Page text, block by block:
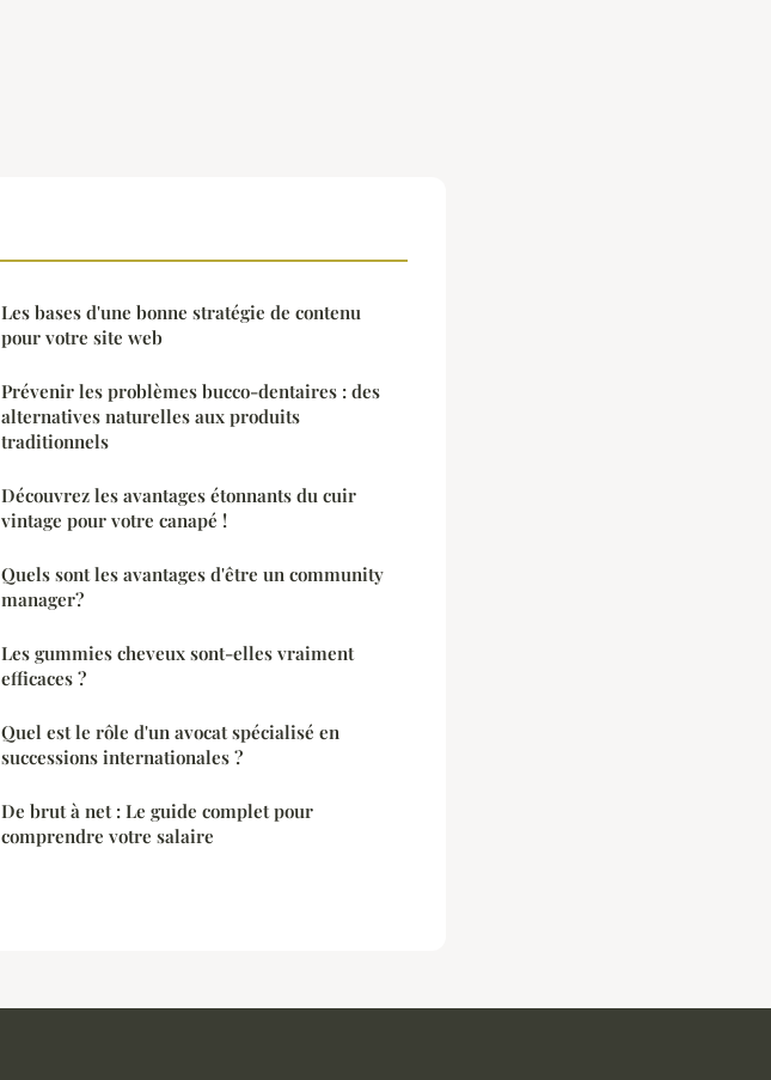
Les bases d'une bonne stratégie de contenu
pour votre site web
Prévenir les problèmes bucco-dentaires : des
alternatives naturelles aux produits
traditionnels
Découvrez les avantages étonnants du cuir
vintage pour votre canapé !
Quels sont les avantages d'être un community
manager?
Les gummies cheveux sont-elles vraiment
efficaces ?
Quel est le rôle d'un avocat spécialisé en
successions internationales ?
De brut à net : Le guide complet pour
comprendre votre salaire